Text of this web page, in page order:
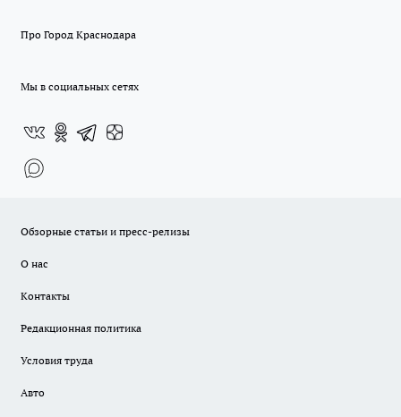
Про Город Краснодара
Мы в социальных сетях
Обзорные статьи и пресс-релизы
О нас
Контакты
Редакционная политика
Условия труда
Авто